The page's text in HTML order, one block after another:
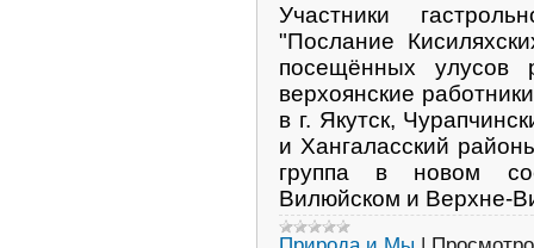
Участники
"Послание
посещённых улусов
верхоянские
в г. Якутск,
и Хангаласский
группа в новом
Вилюйском и Верхне-